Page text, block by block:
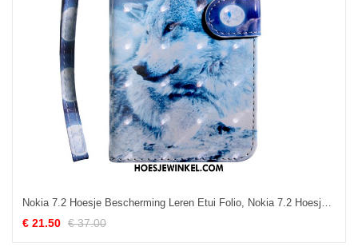
Nokia 7.2 Hoesje Bescherming Leren Etui Folio, Nokia 7.2 Hoesje Anti-fall Mobiele Telefoon
€ 21.50 € 37.00